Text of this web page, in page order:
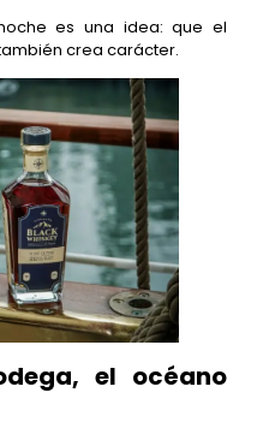
es una idea: que el
crea carácter.
el océano